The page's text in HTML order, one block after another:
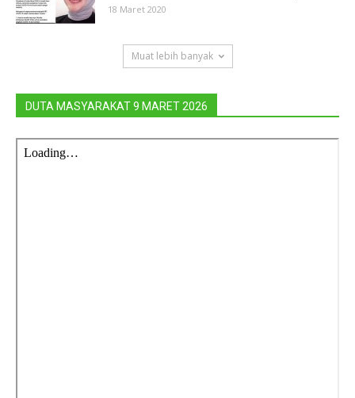
18 Maret 2020
Muat lebih banyak
DUTA MASYARAKAT 9 MARET 2026